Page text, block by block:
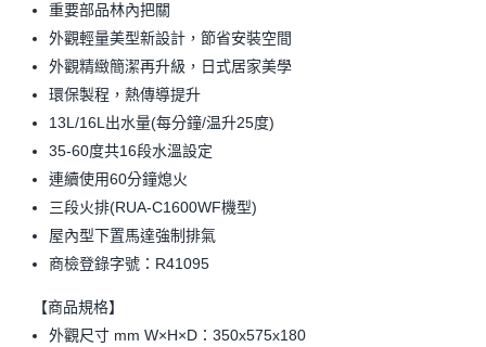
重要部品林內把關
外觀輕量美型新設計，節省安裝空間
外觀精緻簡潔再升級，日式居家美學
環保製程，熱傳導提升
13L/16L出水量(每分鐘/温升25度)
35-60度共16段水溫設定
連續使用60分鐘熄火
三段火排(RUA-C1600WF機型)
屋內型下置馬達強制排氣
商檢登錄字號：R41095
【商品規格】
外觀尺寸 mm W×H×D：350x575x180